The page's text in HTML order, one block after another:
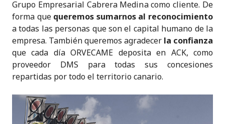
Grupo Empresarial Cabrera Medina como cliente. De
forma que queremos sumarnos al reconocimiento
a todas las personas que son el capital humano de la
empresa. También queremos agradecer la confianza
que cada día ORVECAME deposita en ACK, como
proveedor DMS para todas sus concesiones
repartidas por todo el territorio canario.